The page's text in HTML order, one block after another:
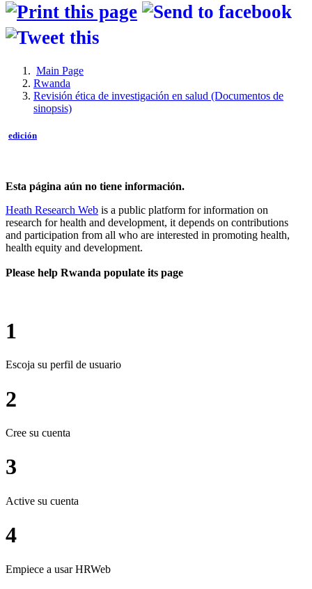
Main Page
Rwanda
Revisión ética de investigación en salud (Documentos de
sinopsis)
edición
Esta página aún no tiene información.
Heath Research Web is a public platform for information on
research for health and development, it depends on contributions
and participation from all who are interested in promoting health,
health equity and development.
Please help Rwanda populate its page
1
Escoja su perfil de usuario
2
Cree su cuenta
3
Active su cuenta
4
Empiece a usar HRWeb